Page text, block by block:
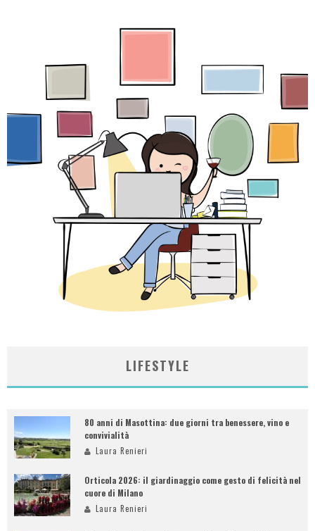
LIFESTYLE
80 anni di Masottina: due giorni tra benessere, vino e
convivialità
Laura Renieri
Orticola 2026: il giardinaggio come gesto di felicità nel
cuore di Milano
Laura Renieri